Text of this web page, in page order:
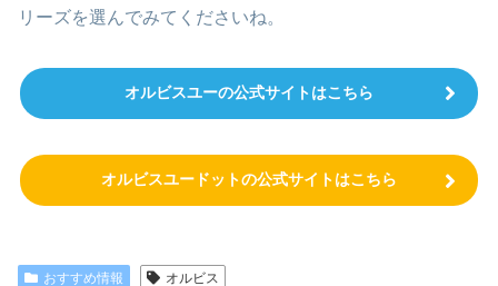
リーズを選んでみてくださいね。
オルビスユーの公式サイトはこちら
オルビスユードットの公式サイトはこちら
おすすめ情報 オルビス